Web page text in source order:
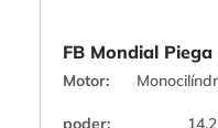
FB Mondial
Motor:
poder: